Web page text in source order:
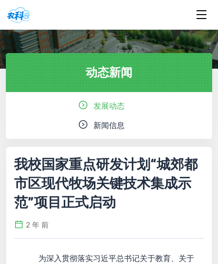
动态新闻
发展动态
新闻信息
我校国家重点研发计划“城郊都
市区现代牧场关键技术集成示
范”项目正式启动
2 年 前
为深入贯彻落实习近平总书记关于教育、关于